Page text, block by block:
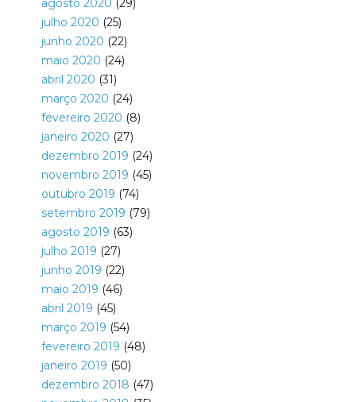
agosto 2020 (29)
julho 2020 (25)
junho 2020 (22)
maio 2020 (24)
abril 2020 (31)
março 2020 (24)
fevereiro 2020 (8)
janeiro 2020 (27)
dezembro 2019 (24)
novembro 2019 (45)
outubro 2019 (74)
setembro 2019 (79)
agosto 2019 (63)
julho 2019 (27)
junho 2019 (22)
maio 2019 (46)
abril 2019 (45)
março 2019 (54)
fevereiro 2019 (48)
janeiro 2019 (50)
dezembro 2018 (47)